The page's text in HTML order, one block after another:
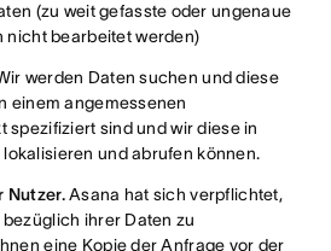
(zu weit gefasste oder ungenaue
nicht bearbeitet werden)
werden Daten suchen und diese
einem angemessenen
spezifiziert sind und wir diese in
und abrufen können.
Nutzer.Asana hat sich verpflichtet,
ihrer Daten zu
eine Kopie der Anfrage vor der